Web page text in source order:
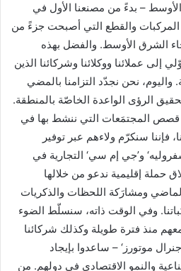
– بدءً من مصنعنا الأول في
المركبات والقطع التي أصبحت جزءً من
الشرق الأوسط. والفضل بهذه
إلى عملائنا ووكلائنا وشركائنا الذين
واليوم، نحن نجدّد التزامنا بالمضي
الرؤى الواعدة الخاصّة بالمنطقة.
المجتمَعات التي ننشط بها في
فإننا سنكرّم ولاءهم عبر توفير
و’جي إم سي‘ التجارية في
حملة إقليمية ندعو من خلالها
ومشارَكة اللحظات والذكريات
وفي الوقت ذاته، سنسلّط الضوء
منذ فترة طويلة وكذلك شركائنا
موتورز‘ – ساعدوا بإيجاد
والنمو الاقتصادي في دولهم. من